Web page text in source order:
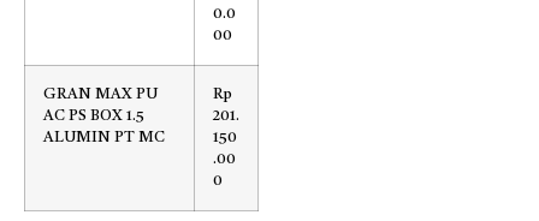
0.0
00
GRAN MAX PU
AC PS BOX 1.5
ALUMIN PT MC
Rp
201.
150
.00
0